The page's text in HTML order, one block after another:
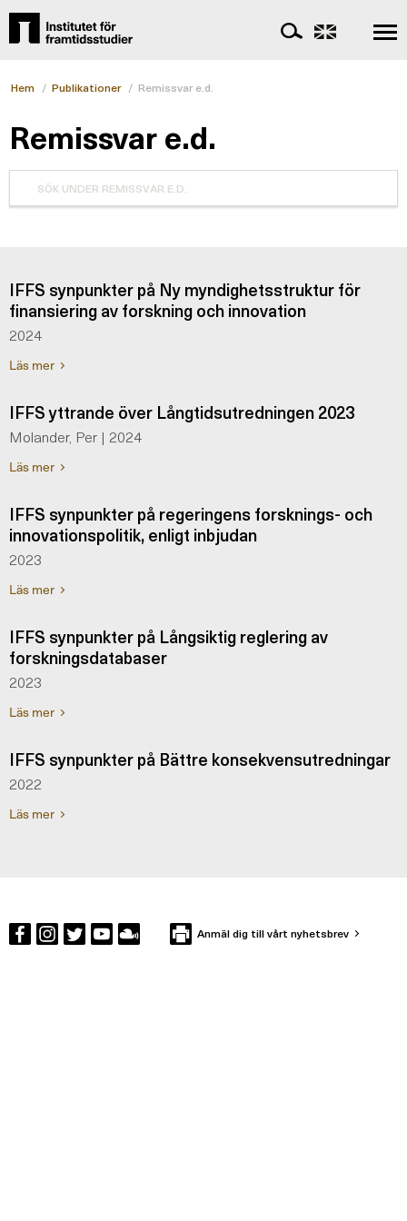
Hem / Publikationer / Remissvar e.d.
Remissvar e.d.
IFFS synpunkter på Ny myndighetsstruktur för
finansiering av forskning och innovation
2024
Läs mer
IFFS yttrande över Långtidsutredningen 2023
Molander, Per | 2024
Läs mer
IFFS synpunkter på regeringens forsknings- och
innovationspolitik, enligt inbjudan
2023
Läs mer
IFFS synpunkter på Långsiktig reglering av
forskningsdatabaser
2023
Läs mer
IFFS synpunkter på Bättre konsekvensutredningar
2022
Läs mer
Anmäl dig till vårt nyhetsbrev